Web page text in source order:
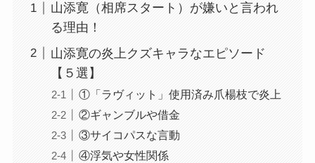
山添寛（相席スタート）が嫌いと言われ
る理由！
山添寛の炎上クズキャラなエピソード
【５選】
①「ラヴィット」使用済み爪楊枝で炎上
②ギャンブルや借金
③サイコパスな言動
④浮気や女性関係